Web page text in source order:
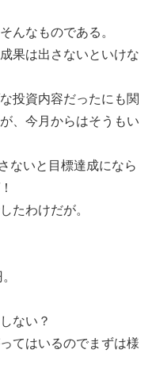
んなものである。
果は出さないといけな
投資内容だったにも関
、今月からはそうもい
ないと目標達成になら
たわけだが。
ない？
てはいるのでまずは様